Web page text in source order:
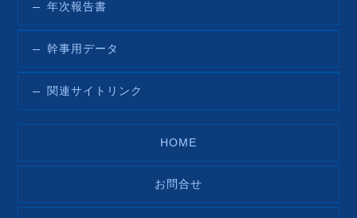
年次報告書
幹事用データ
関連サイトリンク
HOME
お問合せ